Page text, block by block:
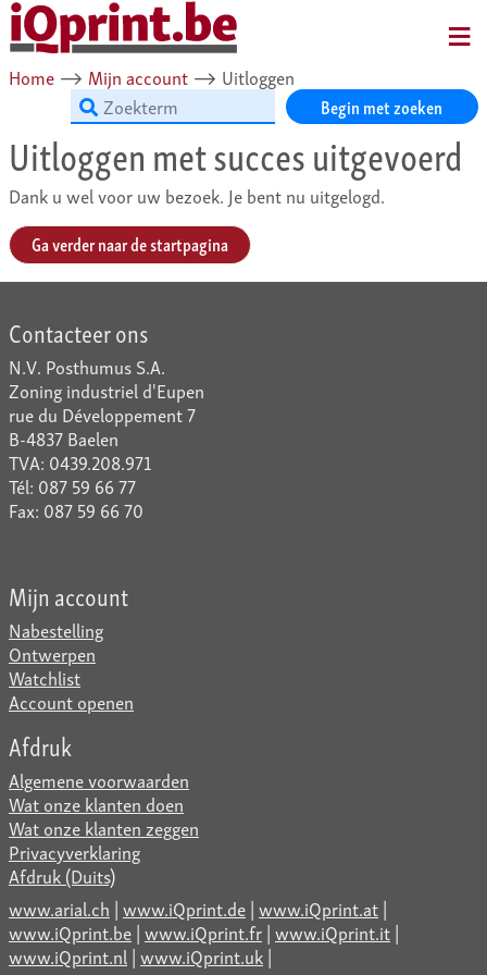
Home ⟶ Mijn account ⟶ Uitloggen
Begin met zoeken
Uitloggen met succes uitgevoerd
Dank u wel voor uw bezoek. Je bent nu uitgelogd.
Ga verder naar de startpagina
Contacteer ons
N.V. Posthumus S.A.
Zoning industriel d'Eupen
rue du Développement 7
B-4837 Baelen
TVA: 0439.208.971
Tél: 087 59 66 77
Fax: 087 59 66 70
Mijn account
Nabestelling
Ontwerpen
Watchlist
Account openen
Afdruk
Algemene voorwaarden
Wat onze klanten doen
Wat onze klanten zeggen
Privacyverklaring
Afdruk (Duits)
www.arial.ch |www.iQprint.de|www.iQprint.at|
www.iQprint.be|www.iQprint.fr|www.iQprint.it|
www.iQprint.nl|www.iQprint.uk|